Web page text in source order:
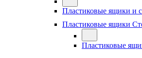
Пластиковые ящики и
Пластиковые ящики
Пластиковые